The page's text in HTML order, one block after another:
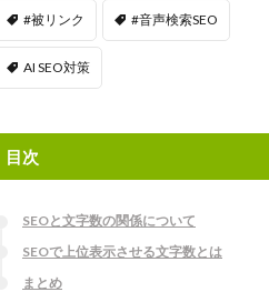
#被リンク #音声検索SEO
AI SEO対策
目次
SEOと文字数の関係について
SEOで上位表示させる文字数とは
まとめ